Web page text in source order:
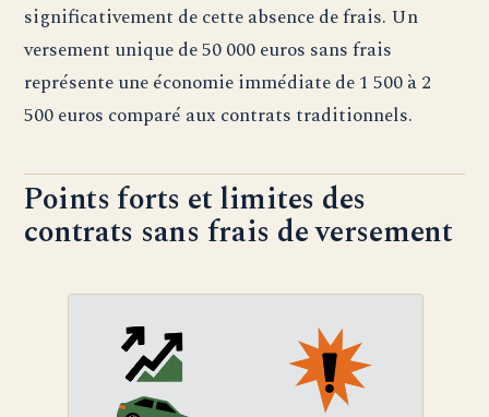
significativement de cette absence de frais. Un
versement unique de 50 000 euros sans frais
représente une économie immédiate de 1 500 à 2
500 euros comparé aux contrats traditionnels.
Points forts et limites des
contrats sans frais de versement